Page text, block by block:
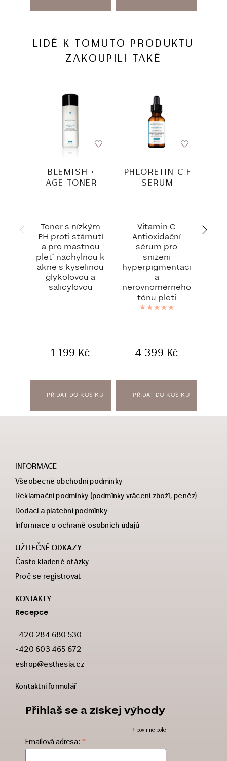
LIDÉ K TOMUTO PRODUKTU
ZAKOUPILI TAKÉ
PŘIDAT DO KOŠÍKU
BLEMISH +
AGE TONER
Toner s nízkým
PH proti stárnutí
a pro mastnou
pleť náchylnou k
akné s kyselinou
glykolovou a
salicylovou
1 199 Kč
PŘIDAT DO KOŠÍKU
PHLORETIN C F
SERUM
Vitamin C
Antioxidační
sérum pro
snížení
hyperpigmentací
a
nerovnoměrného
tónu pleti
Hodnocení
4 399 Kč
INFORMACE
Všeobecné obchodní podmínky
Reklamační podmínky (podmínky vrácení zboží, peněz)
Dodací a platební podmínky
Informace o ochraně osobních údajů
UŽITEČNÉ ODKAZY
Často kladené otázky
Proč se registrovat
KONTAKTY
Recepce
+420 284 680 530
+420 603 465 672
eshop@esthesia.cz
Kontaktní formulář
Přihlaš se a získej výhody
* povinné pole
Emailová adresa: *